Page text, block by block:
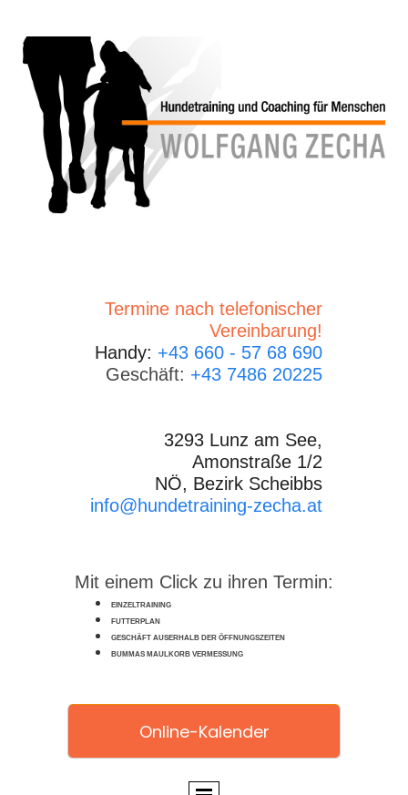
Termine nach telefonischer
Vereinbarung!
Handy: +43 660 - 57 68 690
Geschäft: +43 7486 20225
3293 Lunz am See,
Amonstraße 1/2
NÖ, Bezirk Scheibbs
info@hundetraining-zecha.at
Mit einem Click zu ihren Termin:
EINZELTRAINING
FUTTERPLAN
GESCHÄFT AUSERHALB DER ÖFFNUNGSZEITEN
BUMMAS MAULKORB VERMESSUNG
Online-Kalender